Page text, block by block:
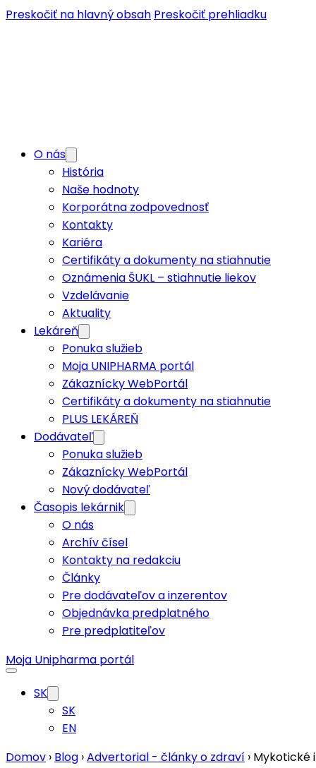
Preskočiť na hlavný obsah Preskočiť prehliadku
O nás
História
Naše hodnoty
Korporátna zodpovednosť
Kontakty
Kariéra
Certifikáty a dokumenty na stiahnutie
Oznámenia ŠUKL – stiahnutie liekov
Vzdelávanie
Aktuality
Lekáreň
Ponuka služieb
Moja UNIPHARMA portál
Zákaznícky WebPortál
Certifikáty a dokumenty na stiahnutie
PLUS LEKÁREŇ
Dodávateľ
Ponuka služieb
Zákaznícky WebPortál
Nový dodávateľ
Časopis lekárnik
O nás
Archív čísel
Kontakty na redakciu
Články
Pre dodávateľov a inzerentov
Objednávka predplatného
Pre predplatiteľov
Moja Unipharma portál
SK
SK
EN
Domov › Blog ›Advertorial - články o zdraví › Mykotické